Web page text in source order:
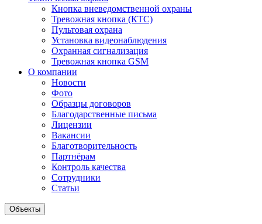
Кнопка вневедомственной охраны
Тревожная кнопка (КТС)
Пультовая охрана
Установка видеонаблюдения
Охранная сигнализация
Тревожная кнопка GSM
О компании
Новости
Фото
Образцы договоров
Благодарственные письма
Лицензии
Вакансии
Благотворительность
Партнёрам
Контроль качества
Сотрудники
Статьи
Объекты